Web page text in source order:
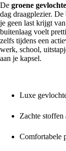
De groene
dag draagplezier.
je geen last krijgt
buitenlaag voelt
zelfs tijdens een
werk, school,
aan je kapsel.
Luxe
Zachte
Comfortabele